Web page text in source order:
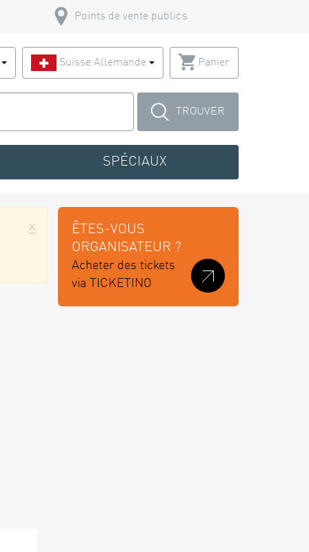
Points de vente publics
Suisse Allemande Panier
TROUVER
SPÉCIAUX
×
ÊTES-VOUS
ORGANISATEUR ?
Acheter des tickets
via TICKETINO